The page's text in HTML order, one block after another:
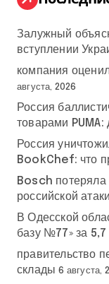
Залужный
вступлении
компания
августа, 2026
Россия
товарами PUMA:
Россия
BookChef: что
Bosch потеряла
российской атаки
В Одесской
базу №77» за 5,7
правительство
склады 6 августа,